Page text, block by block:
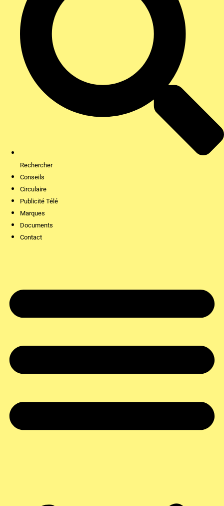
Rechercher
Conseils
Circulaire
Publicité Télé
Marques
Documents
Contact